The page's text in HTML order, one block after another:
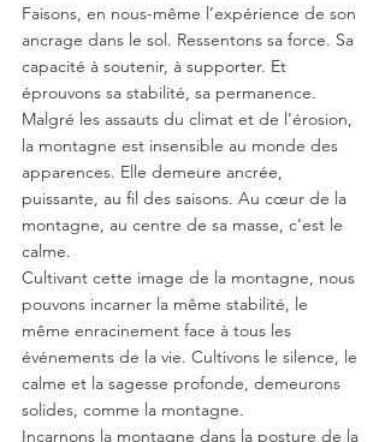
Faisons, en nous-même l’expérience de son
ancrage dans le sol. Ressentons sa force. Sa
capacité à soutenir, à supporter. Et
éprouvons sa stabilité, sa permanence.
Malgré les assauts du climat et de l’érosion,
la montagne est insensible au monde des
apparences. Elle demeure ancrée,
puissante, au fil des saisons. Au cœur de la
montagne, au centre de sa masse, c’est le
calme.
Cultivant cette image de la montagne, nous
pouvons incarner la même stabilité, le
même enracinement face à tous les
événements de la vie. Cultivons le silence, le
calme et la sagesse profonde, demeurons
solides, comme la montagne.
Incarnons la montagne dans la posture de la